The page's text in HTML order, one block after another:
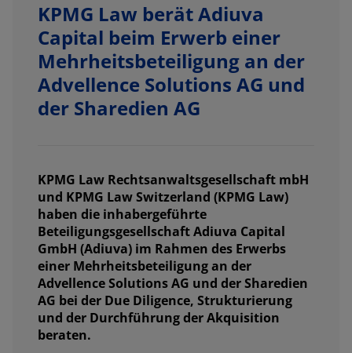
KPMG Law berät Adiuva
Capital beim Erwerb einer
Mehrheitsbeteiligung an der
Advellence Solutions AG und
der Sharedien AG
KPMG Law Rechtsanwaltsgesellschaft mbH
und KPMG Law Switzerland (KPMG Law)
haben die inhabergeführte
Beteiligungsgesellschaft Adiuva Capital
GmbH (Adiuva) im Rahmen des Erwerbs
einer Mehrheitsbeteiligung an der
Advellence Solutions AG und der Sharedien
AG bei der Due Diligence, Strukturierung
und der Durchführung der Akquisition
beraten.